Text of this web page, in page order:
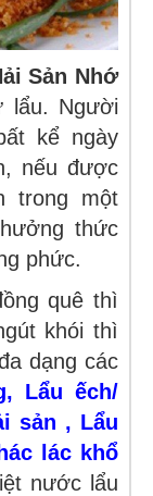
Sản Nhớ
lẩu. Người
kể ngày
nếu được
trong một
thức
phức.
quê thì
khói thì
dạng các
Lẩu ếch/
sản , Lẩu
lác khổ
nước lẩu